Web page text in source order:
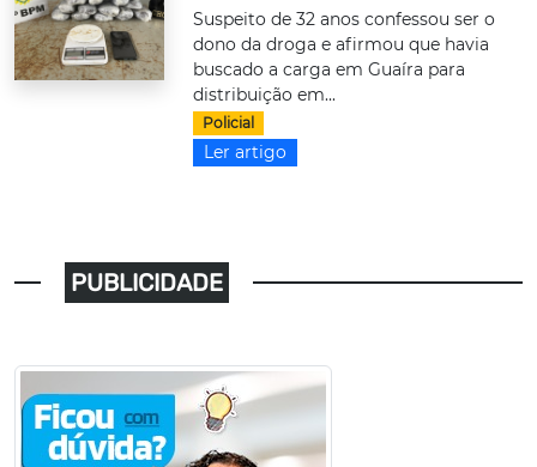
Suspeito de 32 anos confessou ser o
dono da droga e afirmou que havia
buscado a carga em Guaíra para
distribuição em...
Policial
Ler artigo
PUBLICIDADE